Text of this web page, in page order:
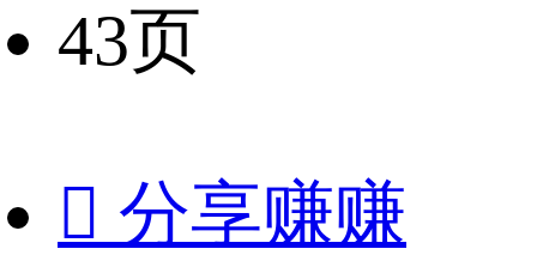
43页
 分享赚赚